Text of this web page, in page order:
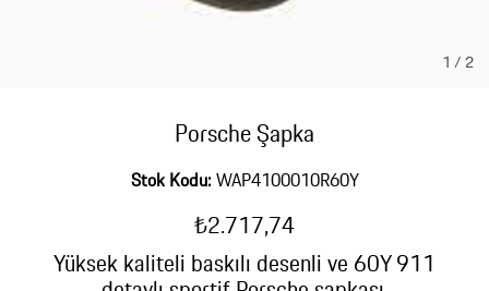
1 / 2
Porsche Şapka
Stok Kodu: WAP4100010R60Y
₺2.717,74
Yüksek kaliteli baskılı desenli ve 60Y 911